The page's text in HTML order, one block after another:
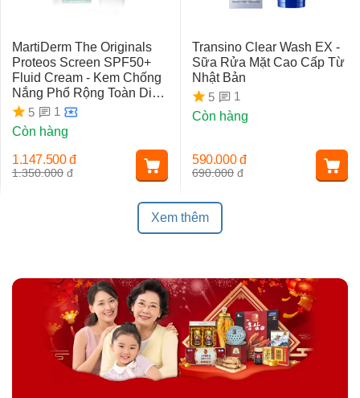
MartiDerm The Originals
Proteos Screen SPF50+
Fluid Cream - Kem Chống
Nắng Phổ Rộng Toàn Diện
Ngừa Lão Hóa, Nám Da
5
1
Còn hàng
1.350.000 đ
1.147.500 đ
Transino Clear Wash EX -
Sữa Rửa Mặt Cao Cấp Từ
Nhật Bản
5
1
Còn hàng
690.000 đ
590.000 đ
Xem thêm